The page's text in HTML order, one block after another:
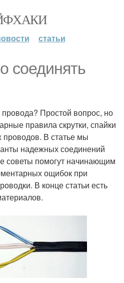
статьи
соединять
Простой вопрос, но
правила скрутки, спайки
проводов. В статье мы
надежных соединений
советы помогут начинающим
ощибок при
В конце статьи есть